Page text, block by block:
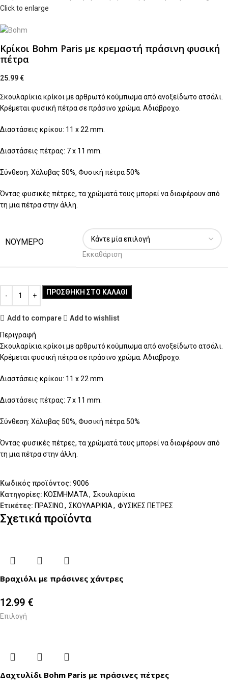
Click to enlarge
Κρίκοι Bohm Paris με κρεμαστή πράσινη φυσική
πέτρα
25.99€
Σκουλαρίκια κρίκοι με αρθρωτό κούμπωμα από ανοξείδωτο ατσάλι.
Κρέμεται φυσική πέτρα σε πράσινο χρώμα. Αδιάβροχο.
Διαστάσεις κρίκου: 11 x 22 mm.
Διαστάσεις πέτρας: 7 x 11 mm.
Σύνθεση: Χάλυβας 50%, Φυσική πέτρα 50%
Όντας φυσικές πέτρες, τα χρώματά τους μπορεί να διαφέρουν από
τη μια πέτρα στην άλλη.
ΝΟΥΜΕΡΟ
Εκκαθάριση
ΠΡΟΣΘΉΚΗ ΣΤΟ ΚΑΛΆΘΙ
Add to compare Add to wishlist
Περιγραφή
Σκουλαρίκια κρίκοι με αρθρωτό κούμπωμα από ανοξείδωτο ατσάλι.
Κρέμεται φυσική πέτρα σε πράσινο χρώμα. Αδιάβροχο.
Διαστάσεις κρίκου: 11 x 22 mm.
Διαστάσεις πέτρας: 7 x 11 mm.
Σύνθεση: Χάλυβας 50%, Φυσική πέτρα 50%
Όντας φυσικές πέτρες, τα χρώματά τους μπορεί να διαφέρουν από
τη μια πέτρα στην άλλη.
Κωδικός προϊόντος: 9006
Κατηγορίες: ΚΟΣΜΗΜΑΤΑ, Σκουλαρίκια
Ετικέτες: ΠΡΑΣΙΝΟ, ΣΚΟΥΛΑΡΙΚΙΑ, ΦΥΣΙΚΕΣ ΠΕΤΡΕΣ
Σχετικά προϊόντα
Βραχιόλι με πράσινες χάντρες
12.99 €
Επιλογή
Δαχτυλίδι Bohm Paris με πράσινες πέτρες